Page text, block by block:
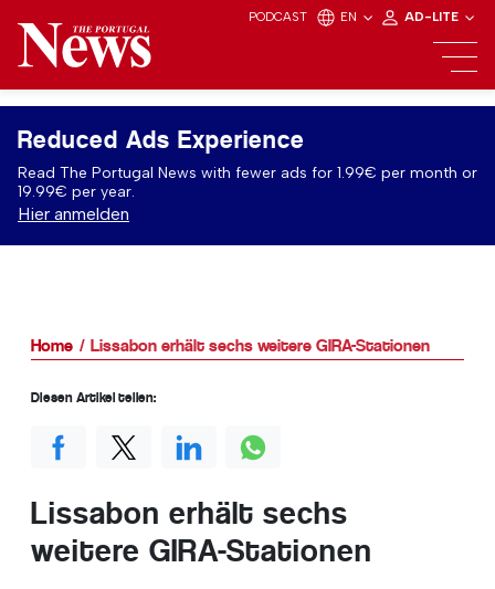
PODCAST EN AD-LITE
Reduced Ads Experience
Read The Portugal News with fewer ads for 1.99€ per month or
19.99€ per year.
Hier anmelden
Home Lissabon erhält sechs weitere GIRA-Stationen
Lissabon erhält sechs
weitere GIRA-Stationen
Diesen Artikel teilen: